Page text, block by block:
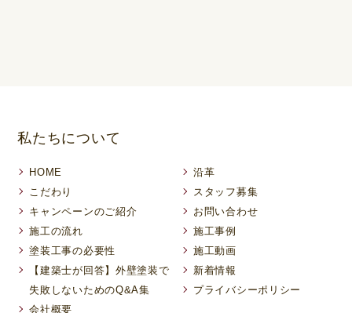
私たちについて
HOME
こだわり
キャンペーンのご紹介
施工の流れ
塗装工事の必要性
【建築士が回答】外壁塗装で
失敗しないためのQ&A集
会社概要
沿革
スタッフ募集
お問い合わせ
施工事例
施工動画
新着情報
プライバシーポリシー